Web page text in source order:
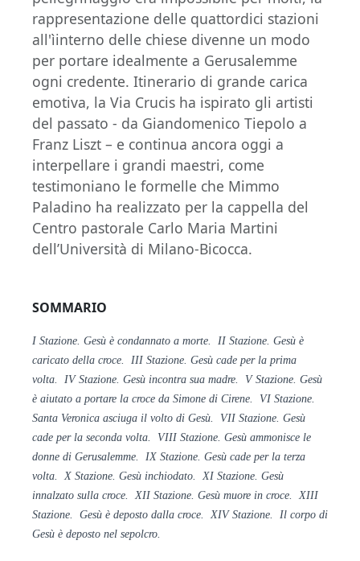
rappresentazione delle quattordici stazioni
all'ìinterno delle chiese divenne un modo
per portare idealmente a Gerusalemme
ogni credente. Itinerario di grande carica
emotiva, la Via Crucis ha ispirato gli artisti
del passato - da Giandomenico Tiepolo a
Franz Liszt – e continua ancora oggi a
interpellare i grandi maestri, come
testimoniano le formelle che Mimmo
Paladino ha realizzato per la cappella del
Centro pastorale Carlo Maria Martini
dell’Università di Milano-Bicocca.
SOMMARIO
I Stazione. Gesù è condannato a morte. II Stazione. Gesù è
caricato della croce. III Stazione. Gesù cade per la prima
volta. IV Stazione. Gesù incontra sua madre. V Stazione. Gesù
è aiutato a portare la croce da Simone di Cirene. VI Stazione.
Santa Veronica asciuga il volto di Gesù. VII Stazione. Gesù
cade per la seconda volta. VIII Stazione. Gesù ammonisce le
donne di Gerusalemme. IX Stazione. Gesù cade per la terza
volta. X Stazione. Gesù inchiodato. XI Stazione. Gesù
innalzato sulla croce. XII Stazione. Gesù muore in croce. XIII
Stazione. Gesù è deposto dalla croce. XIV Stazione. Il corpo di
Gesù è deposto nel sepolcro.